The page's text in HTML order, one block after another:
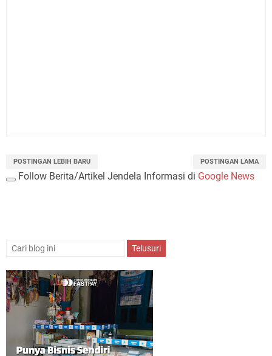
POSTINGAN LEBIH BARU POSTINGAN LAMA
Follow Berita/Artikel Jendela Informasi di Google News